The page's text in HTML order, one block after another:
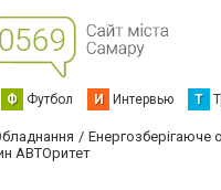
Ф Футбол И Интервью Т
Енергозберігаюче
АВТОритет